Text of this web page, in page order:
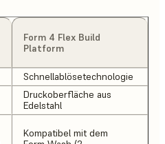
Form 4 Flex Build
Platform
Schnellablösetechnologie
Druckoberfläche aus
Edelstahl
Kompatibel mit dem